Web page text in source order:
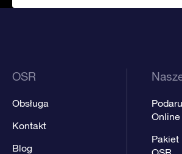
OSR
Obsługa
Kontakt
Blog
Online
Pakiet